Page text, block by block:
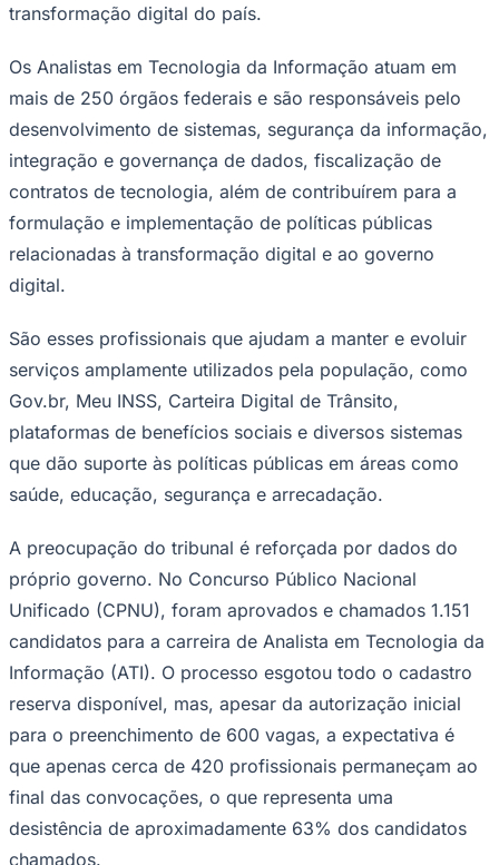
Corinthians
Palmeiras
transformação digital do país.
Os Analistas em Tecnologia da Informação atuam em
mais de 250 órgãos federais e são responsáveis pelo
desenvolvimento de sistemas, segurança da informação,
integração e governança de dados, fiscalização de
contratos de tecnologia, além de contribuírem para a
formulação e implementação de políticas públicas
relacionadas à transformação digital e ao governo
digital.
São esses profissionais que ajudam a manter e evoluir
serviços amplamente utilizados pela população, como
Gov.br, Meu INSS, Carteira Digital de Trânsito,
plataformas de benefícios sociais e diversos sistemas
que dão suporte às políticas públicas em áreas como
saúde, educação, segurança e arrecadação.
A preocupação do tribunal é reforçada por dados do
próprio governo. No Concurso Público Nacional
Unificado (CPNU), foram aprovados e chamados 1.151
candidatos para a carreira de Analista em Tecnologia da
Informação (ATI). O processo esgotou todo o cadastro
reserva disponível, mas, apesar da autorização inicial
para o preenchimento de 600 vagas, a expectativa é
que apenas cerca de 420 profissionais permaneçam ao
final das convocações, o que representa uma
desistência de aproximadamente 63% dos candidatos
chamados.